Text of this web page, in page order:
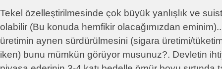
Tekel özelleştirilmesinde çok büyük yanlışlık ve
olabilir (Bu konuda hemfikir olacağımızdan
üretimin aynen sürdürülmesini (sigara üretimi/
iken) bunu mümkün görüyor musunuz?. Devletin